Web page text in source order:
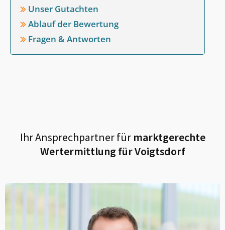
Unser Gutachten
Ablauf der Bewertung
Fragen & Antworten
Ihr Ansprechpartner fürmarktgerechte
Wertermittlung fürVoigtsdorf